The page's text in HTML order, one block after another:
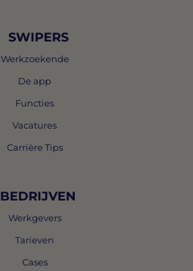
SWIPERS
Werkzoekende
De app
Functies
Vacatures
Carrière Tips
BEDRIJVEN
Werkgevers
Tarieven
Cases